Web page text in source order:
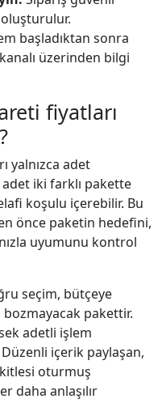
başladıktan sonra
üzerinden bilgi
fiyatları
yalnızca adet
adet iki farklı pakette
koşulu içerebilir. Bu
önce paketin hedefini,
uyumunu kontrol
seçim, bütçeye
pakettir.
adetli işlem
içerik paylaşan,
oturmuş
daha anlaşılır